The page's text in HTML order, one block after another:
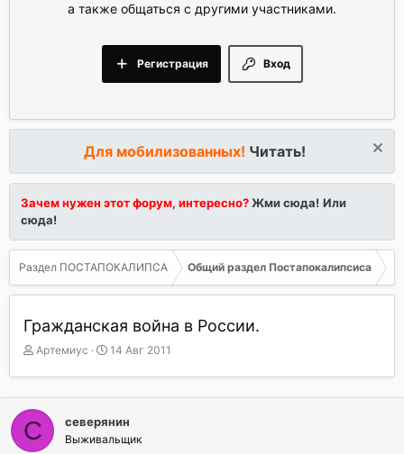
а также общаться с другими участниками.
Вход
Регистрация
Для мобилизованных! Читать!
Зачем нужен этот форум, интересно?Жми сюда! Или
сюда!
Раздел ПОСТАПОКАЛИПСА Общий раздел Постапокалипсиса
Гражданская война в России.
А
т
о
р
т
е
Артемиус
Д
т
а
а
ч
14 Авг 2011
С северянин
Выживальщик